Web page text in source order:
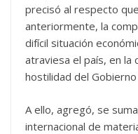
precisó al respecto
anteriormente, la
difícil situación
atraviesa el país, en la
hostilidad del
A ello, agregó, se
internacional de